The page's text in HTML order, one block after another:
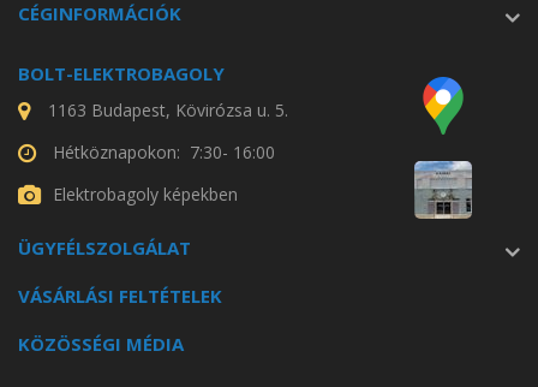
CÉGINFORMÁCIÓK
BOLT-ELEKTROBAGOLY
1163 Budapest, Kövirózsa u. 5.
Hétköznapokon: 7:30- 16:00
Elektrobagoly képekben
ÜGYFÉLSZOLGÁLAT
VÁSÁRLÁSI FELTÉTELEK
KÖZÖSSÉGI MÉDIA